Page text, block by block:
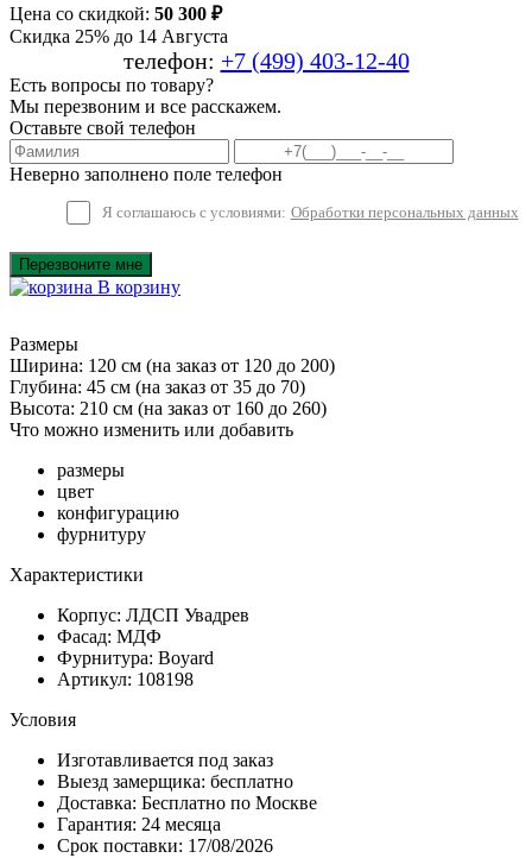
Цена со скидкой: 50 300 ₽
Скидка 25% до 14 Августа
телефон: +7 (499) 403-12-40
Есть вопросы по товару?
Мы перезвоним и все расскажем.
Оставьте свой телефон
Неверно заполнено поле телефон
Я соглашаюсь с условиями: Обработки персональных данных
Перезвоните мне
В корзину
Размеры
Ширина: 120 см (на заказ от 120 до 200)
Глубина: 45 см (на заказ от 35 до 70)
Высота: 210 см (на заказ от 160 до 260)
Что можно изменить или добавить
размеры
цвет
конфигурацию
фурнитуру
Характеристики
Корпус: ЛДСП Увадрев
Фасад: МДФ
Фурнитура: Boyard
Артикул: 108198
Условия
Изготавливается под заказ
Выезд замерщика: бесплатно
Доставка: Бесплатно по Москве
Гарантия: 24 месяца
Срок поставки: 17/08/2026